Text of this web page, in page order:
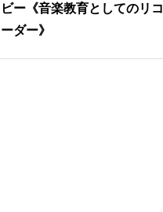
ビー《音楽教育としてのリコ
ーダー》